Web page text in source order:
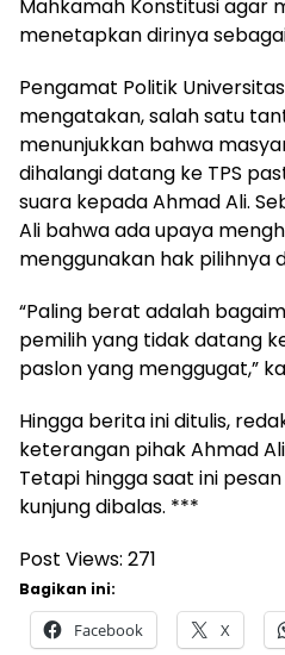
Mahkamah Konstitusi agar
menetapkan dirinya
Pengamat Politik
mengatakan, salah satu
menunjukkan bahwa
dihalangi datang ke TPS
suara kepada Ahmad Ali.
Ali bahwa ada upaya
menggunakan hak pilihnya
“Paling berat adalah
pemilih yang tidak datang
paslon yang menggugat,”
Hingga berita ini ditulis,
keterangan pihak Ahmad
Tetapi hingga saat ini
kunjung dibalas. ***
Post Views: 271
Bagikan ini:
Facebook X